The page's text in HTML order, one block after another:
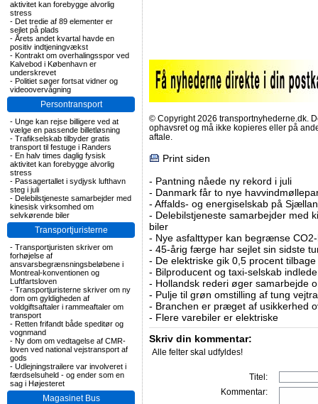
aktivitet kan forebygge alvorlig
stress
- Det tredie af 89 elementer er
sejlet på plads
- Årets andet kvartal havde en
positiv indtjeningvækst
- Kontrakt om overhalingsspor ved
Kalvebod i København er
underskrevet
- Politiet søger fortsat vidner og
videoovervågning
Persontransport
- Unge kan rejse billigere ved at
vælge en passende billetløsning
- Trafikselskab tilbyder gratis
transport til festuge i Randers
- En halv times daglig fysisk
aktivitet kan forebygge alvorlig
stress
- Passagertallet i sydjysk lufthavn
steg i juli
- Delebilstjeneste samarbejder med
kinesisk virksomhed om
selvkørende biler
Transportjuristerne
- Transportjuristen skriver om
forhøjelse af
ansvarsbegrænsningsbeløbene i
Montreal-konventionen og
Luftfartsloven
- Transportjuristerne skriver om ny
dom om gyldigheden af
voldgiftsaftaler i rammeaftaler om
transport
- Retten frifandt både speditør og
vognmand
- Ny dom om vedtagelse af CMR-
loven ved national vejstransport af
gods
- Udlejningstrailere var involveret i
færdselsuheld - og ender som en
sag i Højesteret
Magasinet Bus
© Copyright 2026 transportnyhederne.dk.
ophavsret og må ikke kopieres eller på
aftale.
Print siden
- Pantning nåede ny rekord i juli
- Danmark får to nye
- Affalds- og energiselskab på
- Delebilstjeneste samarbejder med
biler
- Nye asfalttyper kan begrænse
- 45-årig færge har sejlet sin sidste
- De elektriske gik 0,5 procent tilbage
- Bilproducent og taxi-selskab
- Hollandsk rederi øger samarbejde
- Pulje til grøn omstilling af tung
- Branchen er præget af usikkerhed
- Flere varebiler er elektriske
Skriv din kommentar:
Alle felter skal udfyldes!
Titel:
Kommentar: